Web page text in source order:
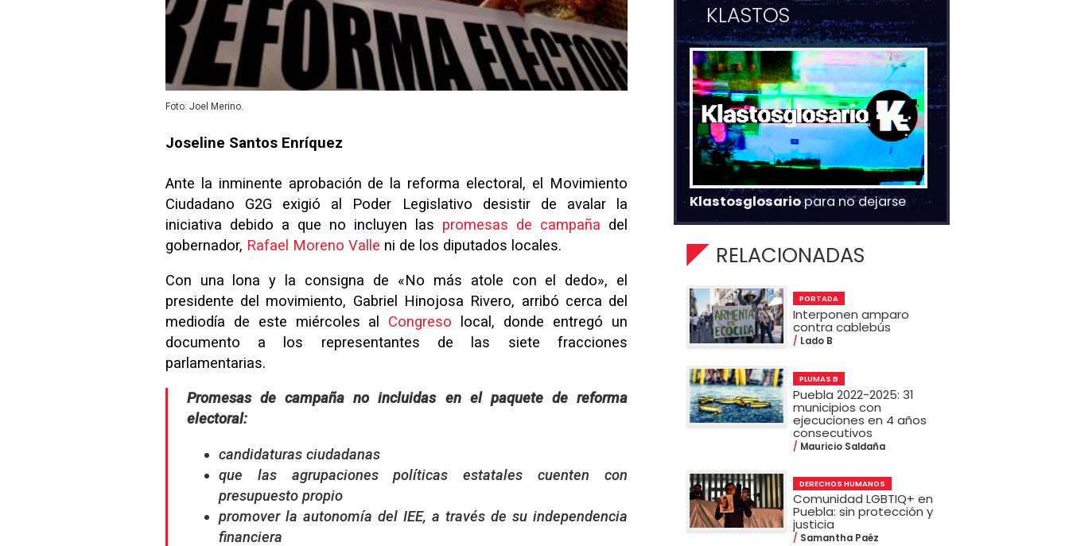
Foto: Joel Merino.
Joseline Santos Enríquez
Ante la inminente aprobación de la reforma electoral, el Movimiento
Ciudadano G2G exigió al Poder Legislativo desistir de avalar la
iniciativa debido a que no incluyen las promesas de campaña del
gobernador, Rafael Moreno Valle ni de los diputados locales.
Con una lona y la consigna de «No más atole con el dedo», el
presidente del movimiento, Gabriel Hinojosa Rivero, arribó cerca del
mediodía de este miércoles al Congreso local, donde entregó un
documento a los representantes de las siete fracciones
parlamentarias.
Promesas de campaña no incluidas en el paquete de reforma
electoral:
candidaturas ciudadanas
que las agrupaciones políticas estatales cuenten con
presupuesto propio
promover la autonomía del IEE, a través de su independencia
financiera
KLASTOS
Klastosglosariopara no dejarse
RELACIONADAS
PORTADA
Interponen amparo
contra cablebús
Lado B
PLUMAS B
Puebla 2022-2025: 31
municipios con
ejecuciones en 4 años
consecutivos
Mauricio Saldaña
DERECHOS HUMANOS
Comunidad LGBTIQ+ en
Puebla: sin protección y
justicia
Samantha Paéz